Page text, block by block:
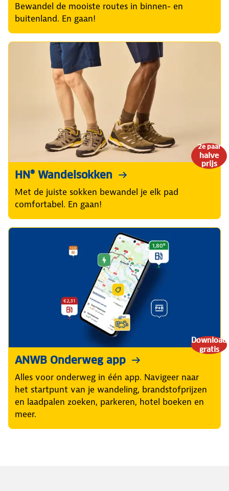
Bewandel de mooiste routes in binnen- en
buitenland. En gaan!
2e paar
halve
prijs
HN® Wandelsokken
Met de juiste sokken bewandel je elk pad
comfortabel. En gaan!
Download
gratis
ANWB Onderweg app
Alles voor onderweg in één app. Navigeer naar
het startpunt van je wandeling, brandstofprijzen
en laadpalen zoeken, parkeren, hotel boeken en
meer.